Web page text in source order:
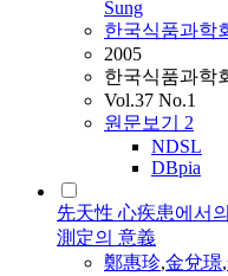
Sung
한국식품과학
2005
한국식품과학
Vol.37 No.1
원문보기 2
NDSL
DBpia
先天性 心疾患에서
測定의 意義
鄭惠珍,金兌璟,